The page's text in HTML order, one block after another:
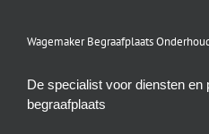
Wagemaker Begraafplaats
De specialist voor diensten en
begraafplaats